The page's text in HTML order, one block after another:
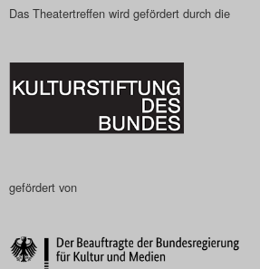
Archiv
Das Theatertreffen wird gefördert durch die
gefördert von